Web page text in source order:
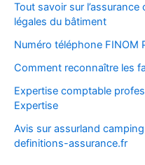
Tout savoir sur
légales du bâtiment
Numéro téléphone FINOM
Comment reconnaître les
Expertise comptable
Expertise
Avis sur assurland
definitions-assurance.fr